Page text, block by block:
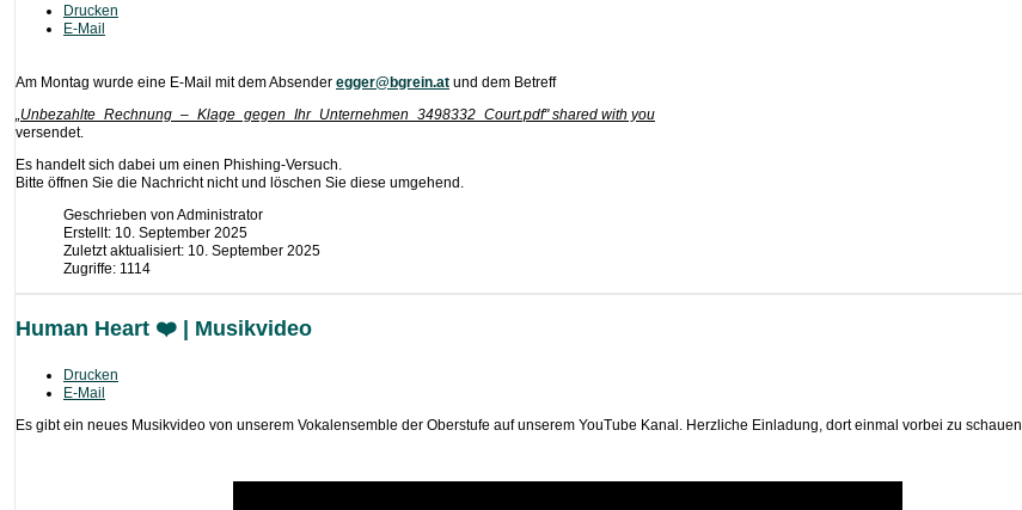
Drucken
E-Mail
Am Montag wurde eine E-Mail mit dem Absender egger@bgrein.at und dem Betreff
„Unbezahlte_Rechnung_–_Klage_gegen_Ihr_Unternehmen_3498332_Court.pdf" shared with you
versendet.
Es handelt sich dabei um einen Phishing-Versuch.
Bitte öffnen Sie die Nachricht nicht und löschen Sie diese umgehend.
Geschrieben von Administrator
Erstellt: 10. September 2025
Zuletzt aktualisiert: 10. September 2025
Zugriffe: 1114
Human Heart ❤️ | Musikvideo
Drucken
E-Mail
Es gibt ein neues Musikvideo von unserem Vokalensemble der Oberstufe auf unserem YouTube Kanal. Herzliche Einladung, dort einmal vorbei zu schauen.